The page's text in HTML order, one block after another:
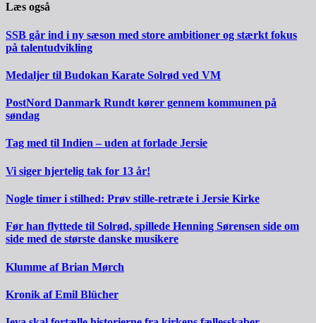
Læs også
SSB går ind i ny sæson med store ambitioner og stærkt fokus
på talentudvikling
Medaljer til Budokan Karate Solrød ved VM
PostNord Danmark Rundt kører gennem kommunen på
søndag
Tag med til Indien – uden at forlade Jersie
Vi siger hjertelig tak for 13 år!
Nogle timer i stilhed: Prøv stille-retræte i Jersie Kirke
Før han flyttede til Solrød, spillede Henning Sørensen side om
side med de største danske musikere
Klumme af Brian Mørch
Kronik af Emil Blücher